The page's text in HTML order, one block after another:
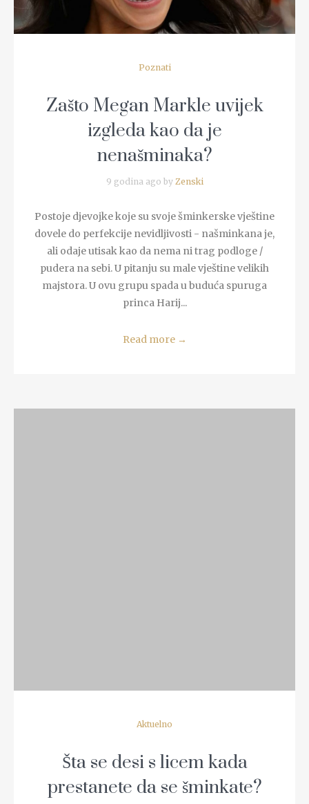
Poznati
Zašto Megan Markle uvijek
izgleda kao da je
nenašminaka?
9 godina ago by Zenski
Postoje djevojke koje su svoje šminkerske vještine
dovele do perfekcije nevidljivosti - našminkana je,
ali odaje utisak kao da nema ni trag podloge /
pudera na sebi. U pitanju su male vještine velikih
majstora. U ovu grupu spada u buduća spuruga
princa Harij...
Read more →
Aktuelno
Šta se desi s licem kada
prestanete da se šminkate?